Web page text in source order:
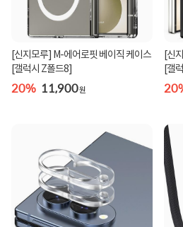
[신지모루] M-에어로핏 베이직 케이스
[갤럭시 Z폴드8]
20% 11,900원
[신
[갤